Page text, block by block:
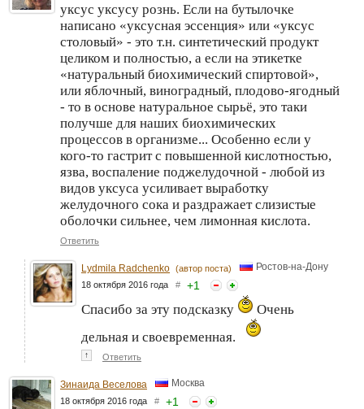
уксус уксусу рознь. Если на бутылочке
написано «уксусная эссенция» или «уксус
столовый» - это т.н. синтетический продукт
целиком и полностью, а если на этикетке
«натуральный биохимический спиртовой»,
или яблочный, виноградный, плодово-ягодный
- то в основе натуральное сырьё, это таки
получше для наших биохимических
процессов в организме... Особенно если у
кого-то гастрит с повышенной кислотностью,
язва, воспаление поджелудочной - любой из
видов уксуса усиливает выработку
желудочного сока и раздражает слизистые
оболочки сильнее, чем лимонная кислота.
Ответить
Lydmila Radchenko (автор поста) Ростов-на-Дону
18 октября 2016 года # +1
Спасибо за эту подсказку
Очень
дельная и своевременная.
↑ Ответить
Зинаида Веселова Москва
18 октября 2016 года # +1